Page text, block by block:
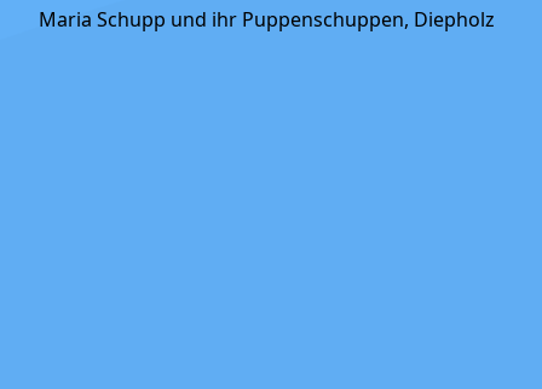
Maria Schupp und ihr Puppenschuppen, Diepholz